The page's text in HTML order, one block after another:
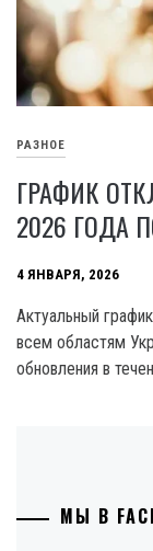
РАЗНОЕ
ГРАФИК
2026 ГОДА
4 ЯНВАРЯ, 2026
Актуальный
всем областям
обновления в
МЫ В